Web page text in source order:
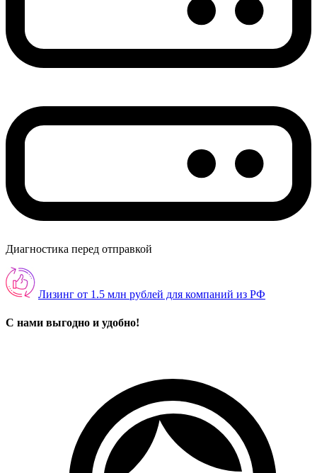
Диагностика перед отправкой
Лизинг от 1.5 млн рублей для компаний из РФ
С нами выгодно и удобно!